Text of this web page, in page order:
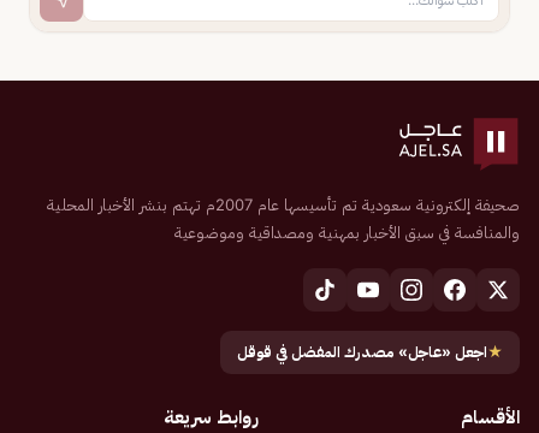
صحيفة إلكترونية سعودية تم تأسيسها عام 2007م تهتم بنشر الأخبار المحلية
والمنافسة في سبق الأخبار بمهنية ومصداقية وموضوعية
★اجعل «عاجل» مصدرك المفضل في قوقل
الأقسام روابط سريعة